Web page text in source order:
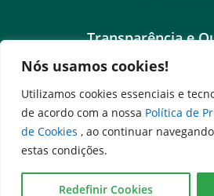
Nós usamos cookies!
Utilizamos cookies essenciais e
de acordo com a nossa Política de
de Cookies , ao continuar
estas condições.
Redefinir Cookies
Transparência e
LGPD
Goiás
Dados Abertos
e-SIC
SIC – Serviço de
Ouvidoria Setorial
Ouvidoria Setorial